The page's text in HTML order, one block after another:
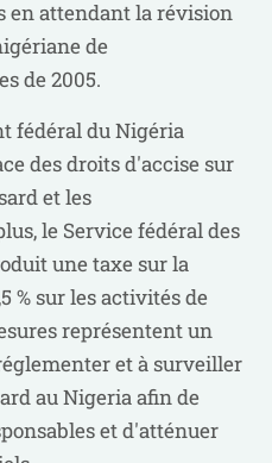
en attendant la révision
de
de 2005.
fédéral du Nigéria
des droits d'accise sur
et les
le Service fédéral des
une taxe sur la
% sur les activités de
représentent un
et à surveiller
au Nigeria afin de
et d'atténuer